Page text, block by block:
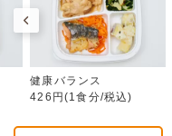
健康バランス
426円(1食分/税込)